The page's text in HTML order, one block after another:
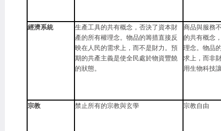
經濟系統
生產工具的共有概念，否決了資本財
產的所有權理念。物品的籌措直接反
映在人民的需求上，而不是財力。預
期的共產主義是使全民處於物資豐饒
的狀態。
商品與服務
的共有概念
理念。物品
求上，而非
用生物科技
宗教 禁止所有的宗教與玄學 宗教自由